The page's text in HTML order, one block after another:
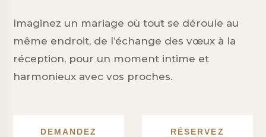
Imaginez un mariage où tout se déroule au
même endroit, de l’échange des vœux à la
réception, pour un moment intime et
harmonieux avec vos proches.
DEMANDEZ
RÉSERVEZ